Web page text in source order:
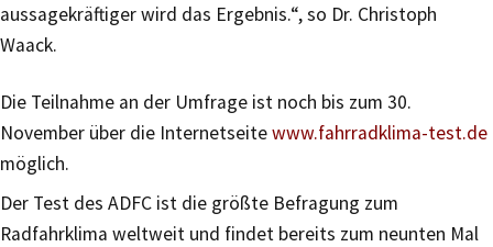
aussagekräftiger wird das Ergebnis.“, so Dr. Christoph
Waack.
Die Teilnahme an der Umfrage ist noch bis zum 30.
November über die Internetseitewww.fahrradklima-test.de
möglich.
Der Test des ADFC ist die größte Befragung zum
Radfahrklima weltweit und findet bereits zum neunten Mal